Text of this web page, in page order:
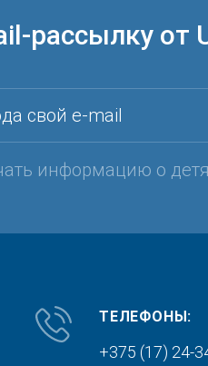
рассылку от
свой e-mail
информацию о
ТЕЛЕФОНЫ:
+375 (17) 24-